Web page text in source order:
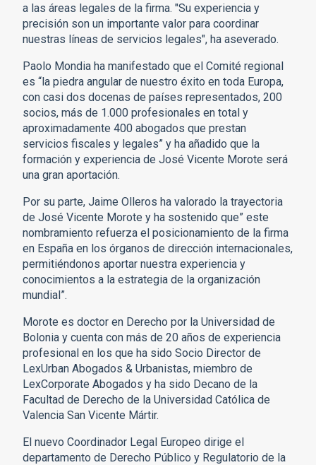
a las áreas legales de la firma. "Su experiencia y
precisión son un importante valor para coordinar
nuestras líneas de servicios legales", ha aseverado.
Paolo Mondia ha manifestado que el Comité regional
es “la piedra angular de nuestro éxito en toda Europa,
con casi dos docenas de países representados, 200
socios, más de 1.000 profesionales en total y
aproximadamente 400 abogados que prestan
servicios fiscales y legales” y ha añadido que la
formación y experiencia de José Vicente Morote será
una gran aportación.
Por su parte, Jaime Olleros ha valorado la trayectoria
de José Vicente Morote y ha sostenido que” este
nombramiento refuerza el posicionamiento de la firma
en España en los órganos de dirección internacionales,
permitiéndonos aportar nuestra experiencia y
conocimientos a la estrategia de la organización
mundial”.
Morote es doctor en Derecho por la Universidad de
Bolonia y cuenta con más de 20 años de experiencia
profesional en los que ha sido Socio Director de
LexUrban Abogados & Urbanistas, miembro de
LexCorporate Abogados y ha sido Decano de la
Facultad de Derecho de la Universidad Católica de
Valencia San Vicente Mártir.
El nuevo Coordinador Legal Europeo dirige el
departamento de Derecho Público y Regulatorio de la